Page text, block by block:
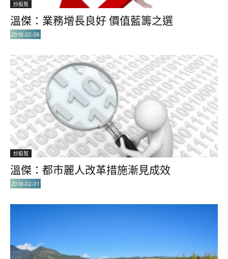
炒股幫
溫傑：業務增長良好 價值藍籌之選
2018-02-08
炒股幫
溫傑：都市麗人改革措施漸見成效
2018-02-01